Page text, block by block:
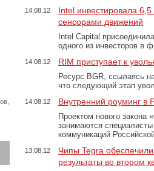
14.08.12
Intel инвестировала
сенсорами движений
Intel Capital
одного из инвесторов в
14.08.12 RIM приступает к
Ресурс BGR, ссылаясь
что следующий этап
14.08.12 Внутренний роуминг в
Проектом нового закона
занимаются
коммуникаций
13.08.12
Чипы Tegra
результаты во втором